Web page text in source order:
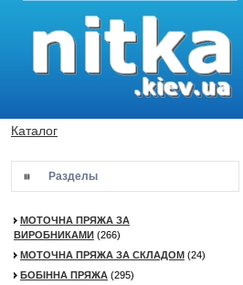
Каталог
Разделы
МОТОЧНА ПРЯЖА ЗА
ВИРОБНИКАМИ (266)
МОТОЧНА ПРЯЖА ЗА СКЛАДОМ (24)
БОБІННА ПРЯЖА (295)